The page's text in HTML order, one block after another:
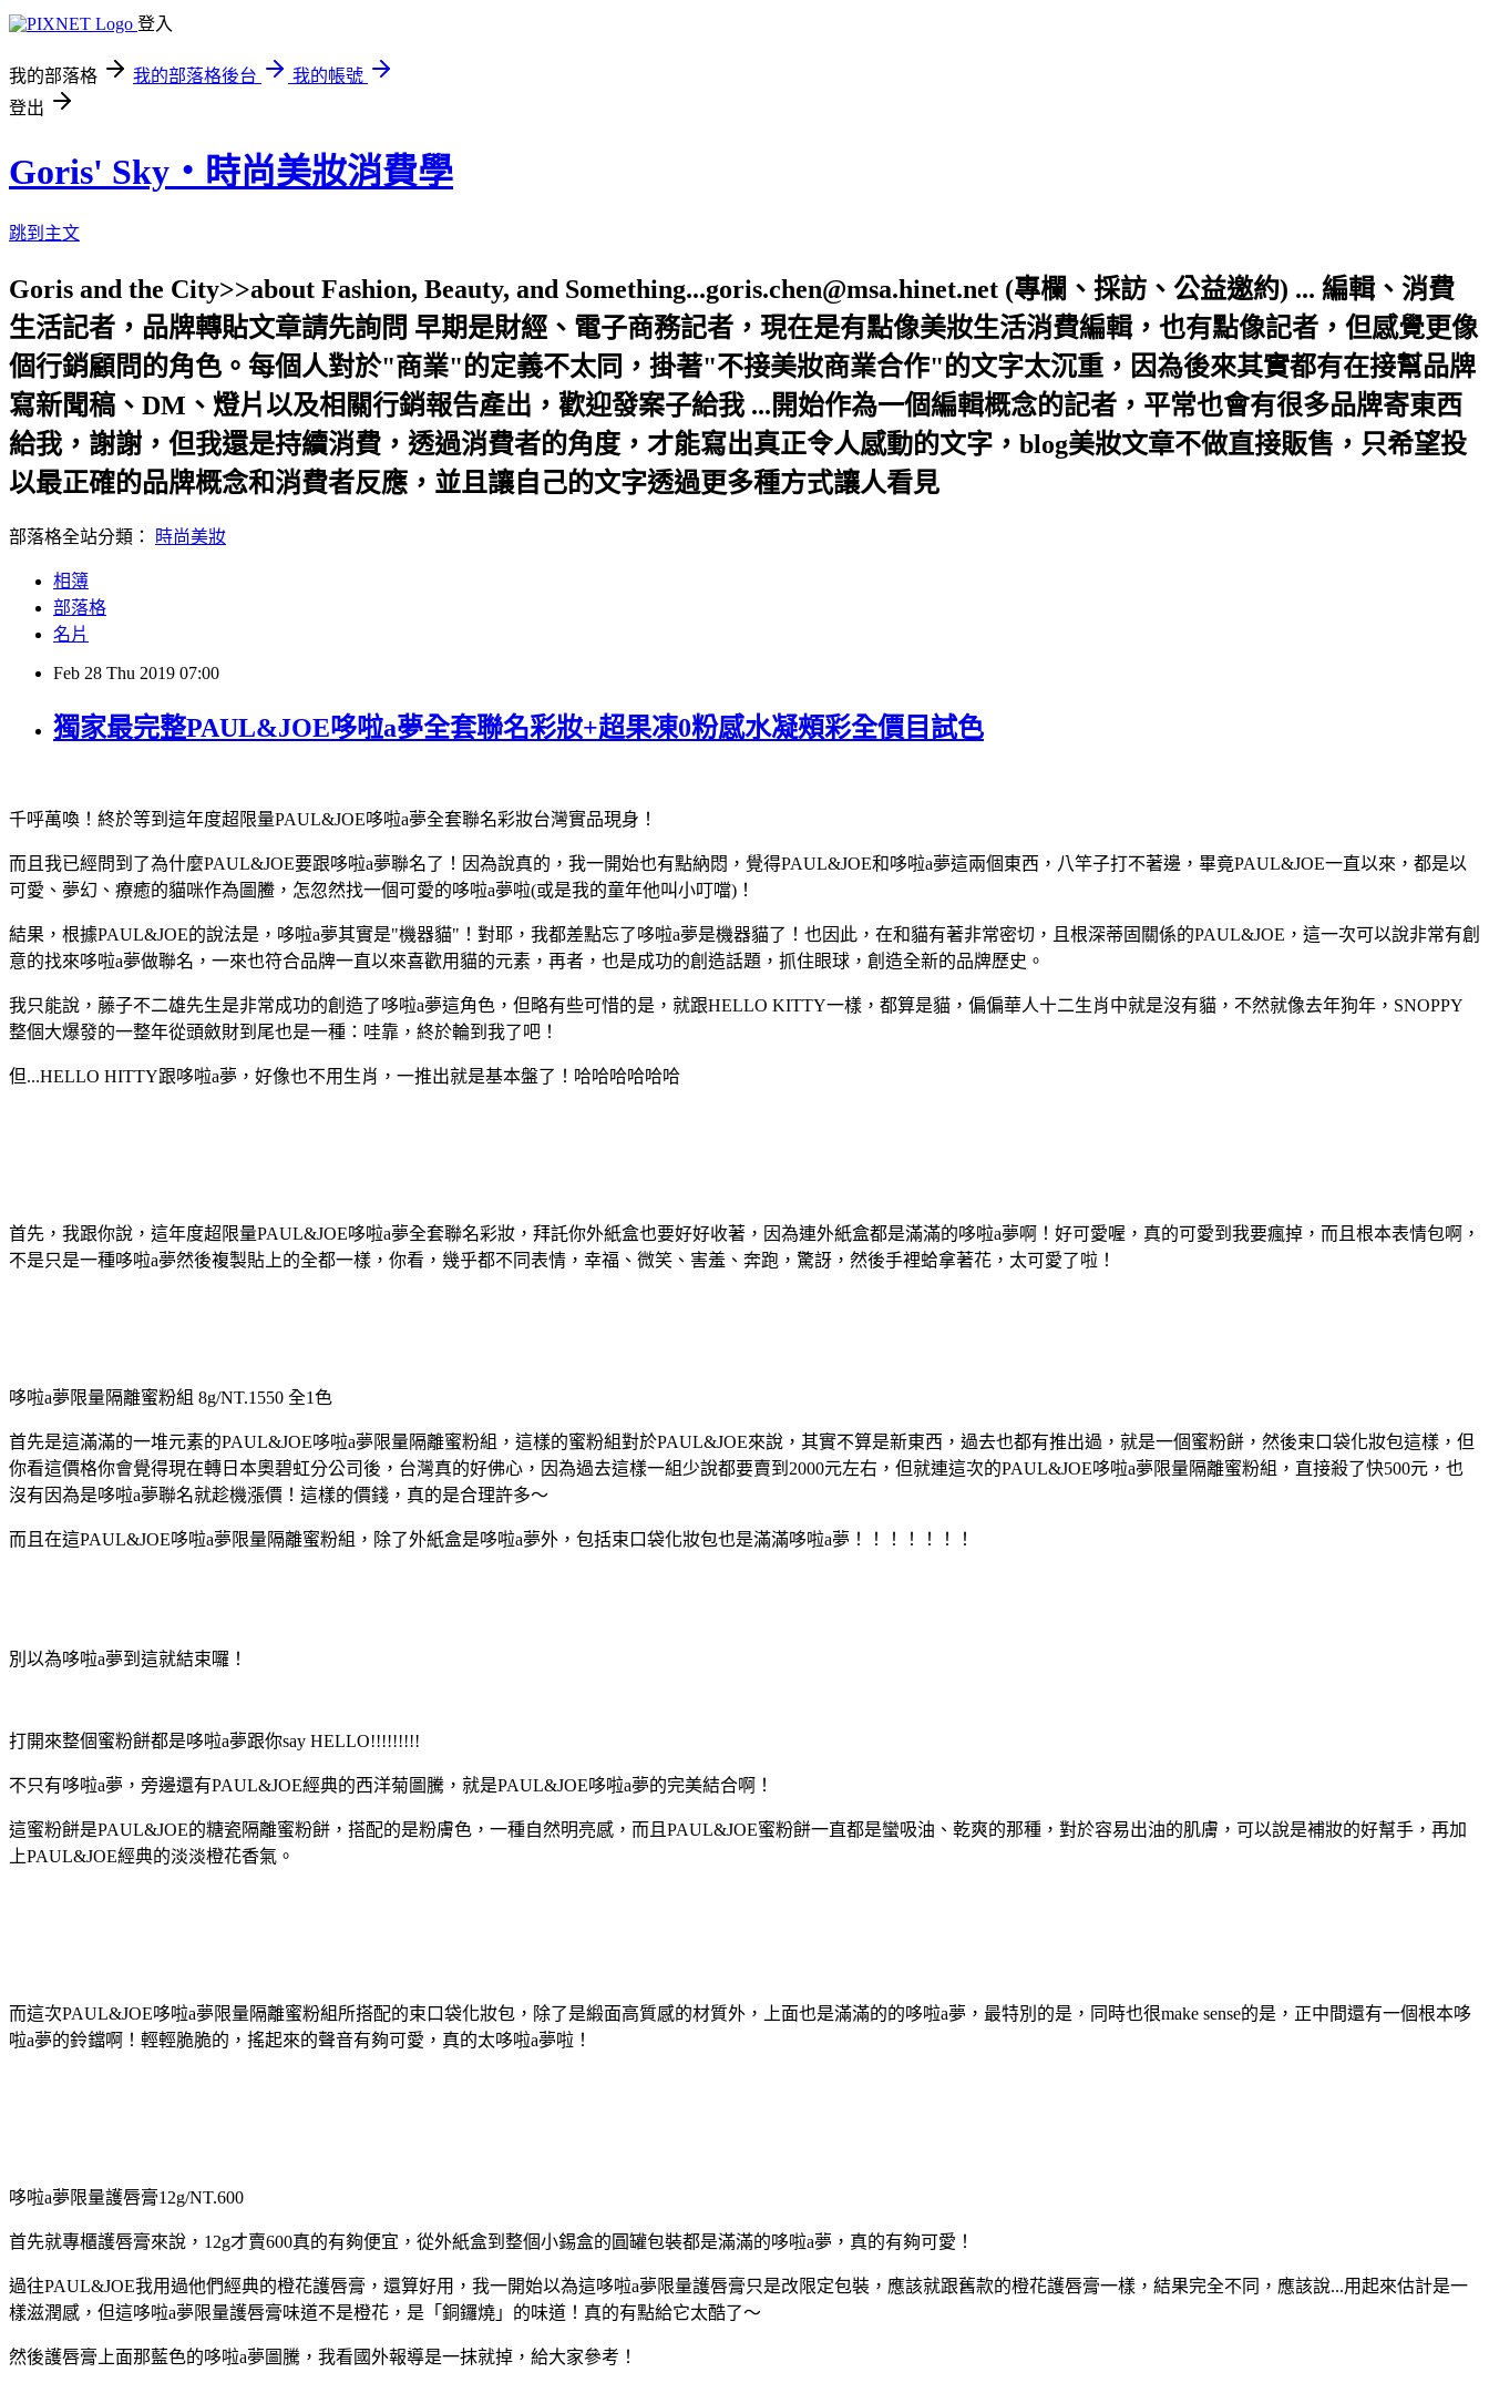
登入
我的部落格 我的部落格後台
我的帳號
登出
Goris' Sky‧時尚美妝消費學
跳到主文
Goris and the City>>about Fashion, Beauty, and Something...goris.chen@msa.hinet.net (專欄、採訪、公益邀約) ... 編輯、消費
生活記者，品牌轉貼文章請先詢問 早期是財經、電子商務記者，現在是有點像美妝生活消費編輯，也有點像記者，但感覺更像
個行銷顧問的角色。每個人對於"商業"的定義不太同，掛著"不接美妝商業合作"的文字太沉重，因為後來其實都有在接幫品牌
寫新聞稿、DM、燈片以及相關行銷報告產出，歡迎發案子給我 ...開始作為一個編輯概念的記者，平常也會有很多品牌寄東西
給我，謝謝，但我還是持續消費，透過消費者的角度，才能寫出真正令人感動的文字，blog美妝文章不做直接販售，只希望投
以最正確的品牌概念和消費者反應，並且讓自己的文字透過更多種方式讓人看見
部落格全站分類： 時尚美妝
相簿
部落格
名片
Feb 28 Thu 2019 07:00
獨家最完整PAUL&JOE哆啦a夢全套聯名彩妝+超果凍0粉感水凝頰彩全價目試色
千呼萬喚！終於等到這年度超限量PAUL&JOE哆啦a夢全套聯名彩妝台灣實品現身！
而且我已經問到了為什麼PAUL&JOE要跟哆啦a夢聯名了！因為說真的，我一開始也有點納悶，覺得PAUL&JOE和哆啦a夢這兩個東西，八竿子打不著邊，畢竟PAUL&JOE一直以來，都是以
可愛、夢幻、療癒的貓咪作為圖䲢，怎忽然找一個可愛的哆啦a夢啦(或是我的童年他叫小叮噹)！
結果，根據PAUL&JOE的說法是，哆啦a夢其實是"機器貓"！對耶，我都差點忘了哆啦a夢是機器貓了！也因此，在和貓有著非常密切，且根深蒂固關係的PAUL&JOE，這一次可以說非常有創
意的找來哆啦a夢做聯名，一來也符合品牌一直以來喜歡用貓的元素，再者，也是成功的創造話題，抓住眼球，創造全新的品牌歷史。
我只能說，藤子不二雄先生是非常成功的創造了哆啦a夢這角色，但略有些可惜的是，就跟HELLO KITTY一樣，都算是貓，偏偏華人十二生肖中就是沒有貓，不然就像去年狗年，SNOPPY
整個大爆發的一整年從頭斂財到尾也是一種：哇靠，終於輪到我了吧！
但...HELLO HITTY跟哆啦a夢，好像也不用生肖，一推出就是基本盤了！哈哈哈哈哈哈
首先，我跟你說，這年度超限量PAUL&JOE哆啦a夢全套聯名彩妝，拜託你外紙盒也要好好收著，因為連外紙盒都是滿滿的哆啦a夢啊！好可愛喔，真的可愛到我要瘋掉，而且根本表情包啊，
不是只是一種哆啦a夢然後複製貼上的全都一樣，你看，幾乎都不同表情，幸福、微笑、害羞、奔跑，驚訝，然後手裡蛤拿著花，太可愛了啦！
哆啦a夢限量隔離蜜粉組 8g/NT.1550 全1色
首先是這滿滿的一堆元素的PAUL&JOE哆啦a夢限量隔離蜜粉組，這樣的蜜粉組對於PAUL&JOE來說，其實不算是新東西，過去也都有推出過，就是一個蜜粉餅，然後束口袋化妝包這樣，但
你看這價格你會覺得現在轉日本奧碧虹分公司後，台灣真的好佛心，因為過去這樣一組少說都要賣到2000元左右，但就連這次的PAUL&JOE哆啦a夢限量隔離蜜粉組，直接殺了快500元，也
沒有因為是哆啦a夢聯名就趁機漲價！這樣的價錢，真的是合理許多～
而且在這PAUL&JOE哆啦a夢限量隔離蜜粉組，除了外紙盒是哆啦a夢外，包括束口袋化妝包也是滿滿哆啦a夢！！！！！！！
別以為哆啦a夢到這就結束囉！
打開來整個蜜粉餅都是哆啦a夢跟你say HELLO!!!!!!!!!
不只有哆啦a夢，旁邊還有PAUL&JOE經典的西洋菊圖騰，就是PAUL&JOE哆啦a夢的完美結合啊！
這蜜粉餅是PAUL&JOE的糖瓷隔離蜜粉餅，搭配的是粉膚色，一種自然明亮感，而且PAUL&JOE蜜粉餅一直都是蠻吸油、乾爽的那種，對於容易出油的肌膚，可以說是補妝的好幫手，再加
上PAUL&JOE經典的淡淡橙花香氣。
而這次PAUL&JOE哆啦a夢限量隔離蜜粉組所搭配的束口袋化妝包，除了是緞面高質感的材質外，上面也是滿滿的的哆啦a夢，最特別的是，同時也很make sense的是，正中間還有一個根本哆
啦a夢的鈴鐺啊！輕輕脆脆的，搖起來的聲音有夠可愛，真的太哆啦a夢啦！
哆啦a夢限量護唇膏12g/NT.600
首先就專櫃護唇膏來說，12g才賣600真的有夠便宜，從外紙盒到整個小錫盒的圓罐包裝都是滿滿的哆啦a夢，真的有夠可愛！
過往PAUL&JOE我用過他們經典的橙花護唇膏，還算好用，我一開始以為這哆啦a夢限量護唇膏只是改限定包裝，應該就跟舊款的橙花護唇膏一樣，結果完全不同，應該說...用起來估計是一
樣滋潤感，但這哆啦a夢限量護唇膏味道不是橙花，是「銅鑼燒」的味道！真的有點給它太酷了～
然後護唇膏上面那藍色的哆啦a夢圖騰，我看國外報導是一抹就掉，給大家參考！